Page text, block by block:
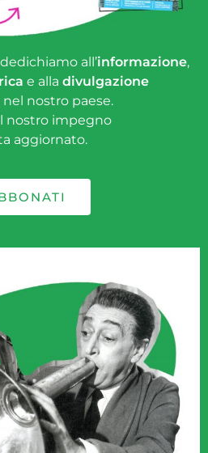
all’informazione,
e alla divulgazione
nel nostro paese.
nostro impegno
aggiornato.